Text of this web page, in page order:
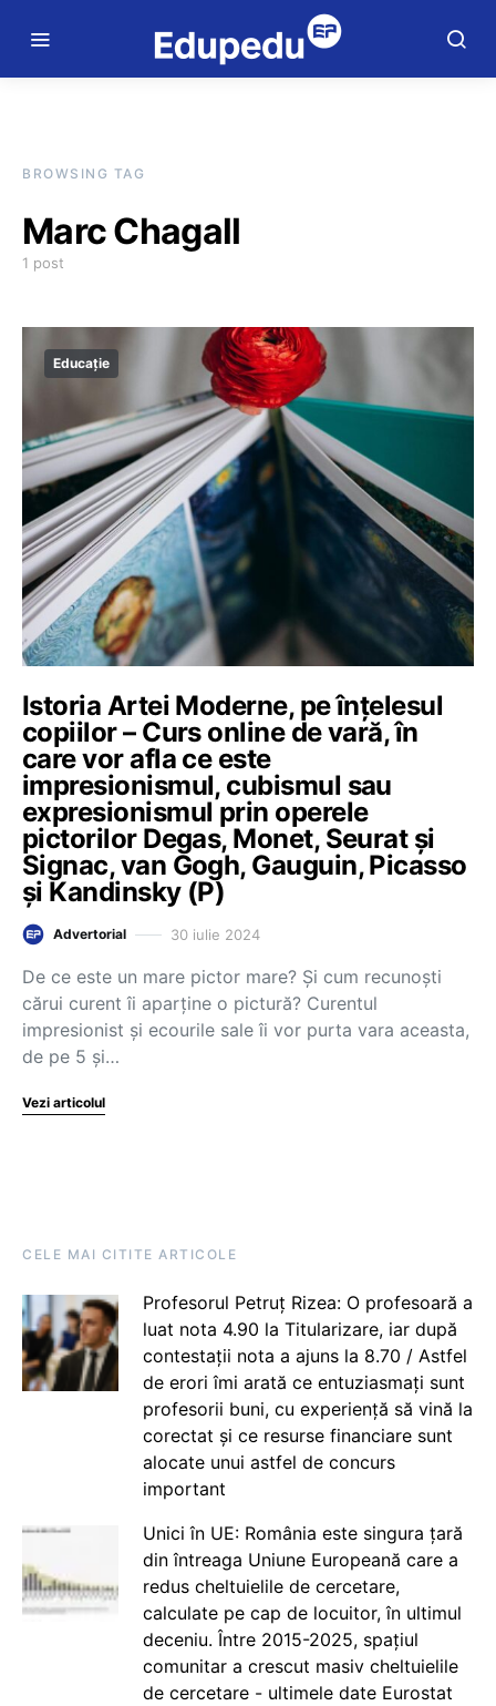
BROWSING TAG
Marc Chagall
1 post
Educație
Istoria Artei Moderne, pe înțelesul
copiilor – Curs online de vară, în
care vor afla ce este
impresionismul, cubismul sau
expresionismul prin operele
pictorilor Degas, Monet, Seurat și
Signac, van Gogh, Gauguin, Picasso
și Kandinsky (P)
Advertorial 30 iulie 2024
De ce este un mare pictor mare? Și cum recunoști
cărui curent îi aparține o pictură? Curentul
impresionist și ecourile sale îi vor purta vara aceasta,
de pe 5 și…
Vezi articolul
CELE MAI CITITE ARTICOLE
Profesorul Petruț Rizea: O profesoară a
luat nota 4.90 la Titularizare, iar după
contestații nota a ajuns la 8.70 / Astfel
de erori îmi arată ce entuziasmați sunt
profesorii buni, cu experiență să vină la
corectat și ce resurse financiare sunt
alocate unui astfel de concurs
important
Unici în UE: România este singura țară
din întreaga Uniune Europeană care a
redus cheltuielile de cercetare,
calculate pe cap de locuitor, în ultimul
deceniu. Între 2015-2025, spațiul
comunitar a crescut masiv cheltuielile
de cercetare - ultimele date Eurostat